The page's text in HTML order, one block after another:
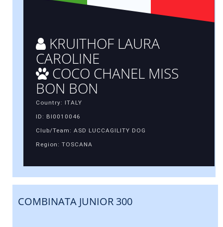
KRUITHOF LAURA
CAROLINE
COCO CHANEL MISS
BON BON
Country: ITALY
ID: BI0010046
Club/Team: ASD LUCCAGILITY DOG
Region: TOSCANA
COMBINATA JUNIOR 300